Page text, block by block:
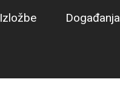
Izložbe Događanja